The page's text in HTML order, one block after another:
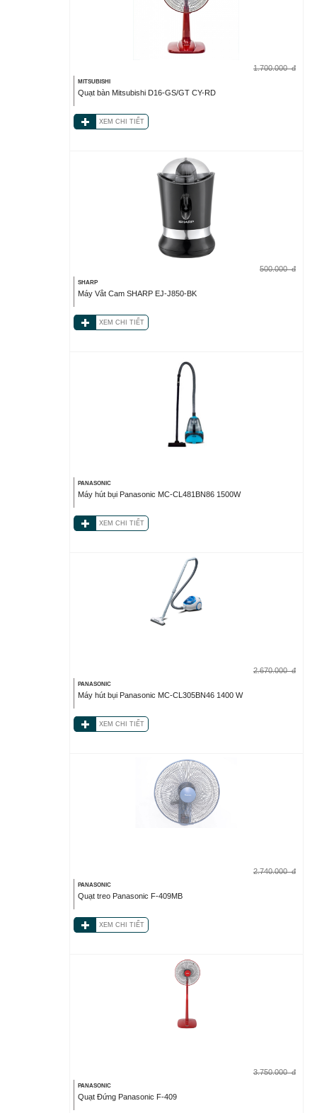
1.700.000 đ
MITSUBISHI
Quạt bàn Mitsubishi D16-GS/GT CY-RD
XEM CHI TIẾT
500.000 đ
SHARP
Máy Vắt Cam SHARP EJ-J850-BK
XEM CHI TIẾT
PANASONIC
Máy hút bụi Panasonic MC-CL481BN86 1500W
XEM CHI TIẾT
2.670.000 đ
PANASONIC
Máy hút bụi Panasonic MC-CL305BN46 1400 W
XEM CHI TIẾT
2.740.000 đ
PANASONIC
Quạt treo Panasonic F-409MB
XEM CHI TIẾT
3.750.000 đ
PANASONIC
Quạt Đứng Panasonic F-409